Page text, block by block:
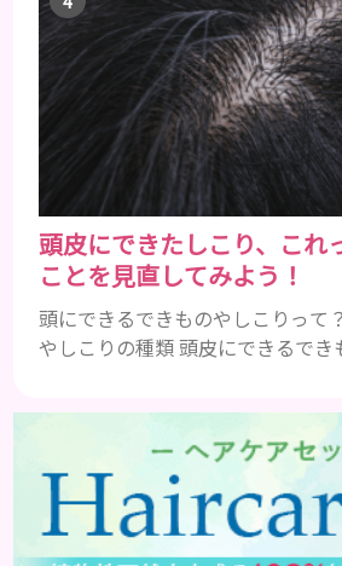
働きます。そのため、皮脂の分泌
きやすくなります。さらに、血行
き届きません。ストレス解消は、
です。 アトピー性皮膚炎 頭皮が
ー皮膚炎の可能...
頭皮にできたしこり、これ
ことを見直してみよう！
頭にできるできものやしこりって
やしこりの種類 頭皮にできるでき
はどんな病気なのか、よりも、
のやしこりがあるのかを解説いき
存知の方もいらっしゃるかと思い
う、と読みます。これは表皮や表
す。表皮は0.2mmほ...